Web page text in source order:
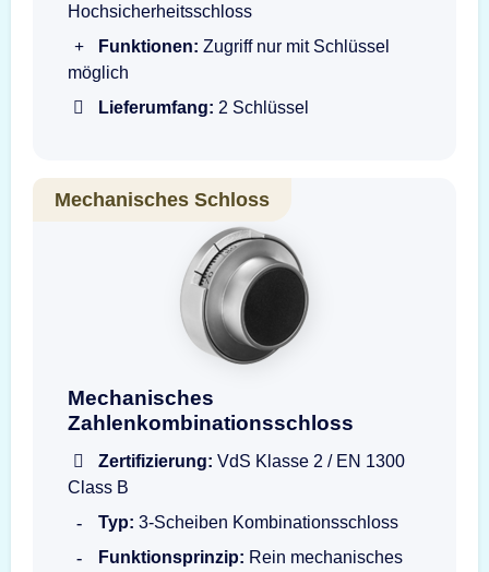
Hochsicherheitsschloss
Funktionen: Zugriff nur mit Schlüssel
möglich
Lieferumfang: 2 Schlüssel
Mechanisches Schloss
Mechanisches Zahlenkombinationsschloss
Mechanisches
Zahlenkombinationsschloss
Zertifizierung: VdS Klasse 2 / EN 1300
Class B
Typ: 3-Scheiben Kombinationsschloss
Funktionsprinzip: Rein mechanisches